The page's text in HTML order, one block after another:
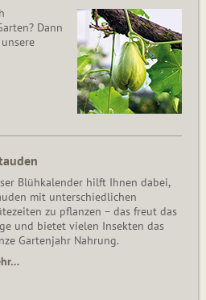
Dann
Blühkalender hilft Ihnen dabei,
mit unterschiedlichen
zu pflanzen – das freut das
und bietet vielen Insekten das
Gartenjahr Nahrung.